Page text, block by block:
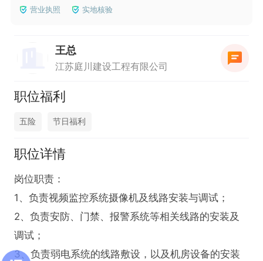
营业执照 实地核验
王总
江苏庭川建设工程有限公司
职位福利
五险 节日福利
职位详情
岗位职责：
1、负责视频监控系统摄像机及线路安装与调试；
2、负责安防、门禁、报警系统等相关线路的安装及
调试；
3、负责弱电系统的线路敷设，以及机房设备的安装